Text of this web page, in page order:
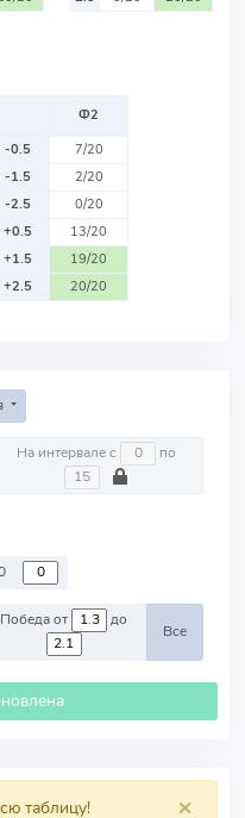
Ф2
-0.5
7/20
-1.5
2/20
-2.5
0/20
+0.5
13/20
+1.5
19/20
+2.5
20/20
На интервале с по
Победа от до
Все
×
таблицу!